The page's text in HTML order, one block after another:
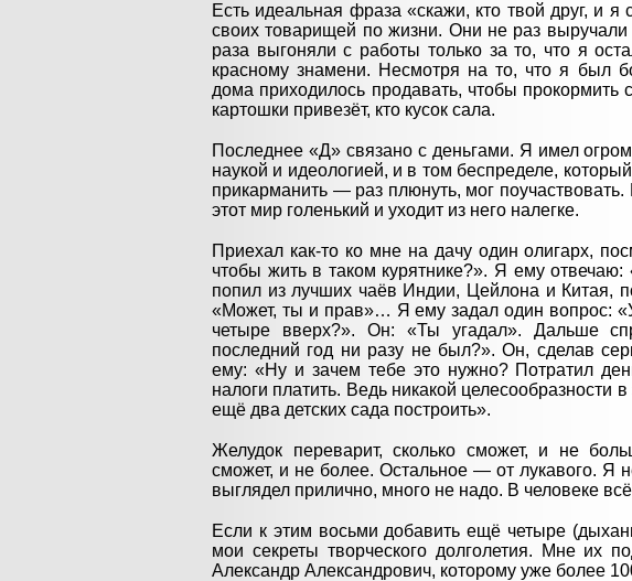
Есть идеальная фраза «скажи, кто твой друг, и
своих товарищей по жизни. Они не раз
раза выгоняли с работы только за то, что я
красному знамени. Несмотря на то, что я был
дома приходилось продавать, чтобы
картошки привезёт, кто кусок сала.
Последнее «Д» связано с деньгами. Я имел
наукой и идеологией, и в том беспределе,
прикарманить — раз плюнуть, мог
этот мир голенький и уходит из него налегке.
Приехал как-то ко мне на дачу один олигарх,
чтобы жить в таком курятнике?». Я ему
попил из лучших чаёв Индии, Цейлона и Китая,
«Может, ты и прав»… Я ему задал один вопрос:
четыре вверх?». Он: «Ты угадал». Дальше
последний год ни разу не был?». Он, сделав
ему: «Ну и зачем тебе это нужно? Потратил
налоги платить. Ведь никакой целесообразности
ещё два детских сада построить».
Желудок переварит, сколько сможет, и не
сможет, и не более. Остальное — от лукавого. Я
выглядел прилично, много не надо. В человеке
Если к этим восьми добавить ещё четыре
мои секреты творческого долголетия. Мне их
Александр Александрович, которому уже более